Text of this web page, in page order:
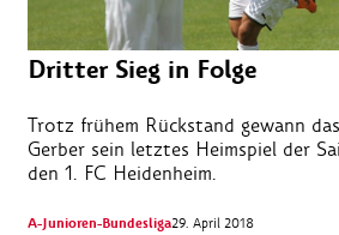
Dritter Sieg in Folge
Trotz frühem Rückstand gewann
Gerber sein letztes Heimspiel der
den 1. FC Heidenheim.
A-Junioren-Bundesliga29. April 2018